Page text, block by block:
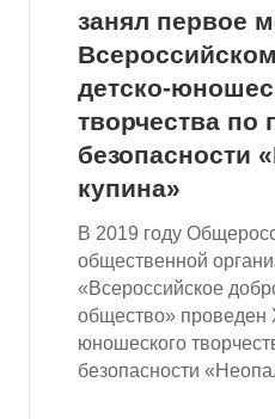
занял первое
детско-
творчества по
безопасности
купина»
В 2019 году
общественной
«Всероссийское
общество» проведен
юношеского
безопасности